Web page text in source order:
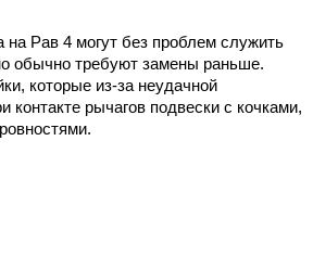
на Рав 4 могут без проблем служить
обычно требуют замены раньше.
которые из-за неудачной
контакте рычагов подвески с кочками,